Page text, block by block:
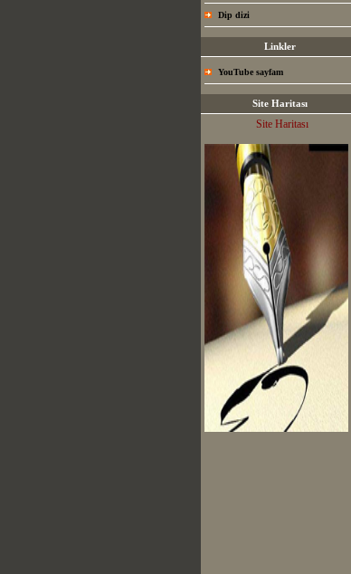
Dip dizi
Linkler
YouTube sayfam
Site Haritası
Site Haritası